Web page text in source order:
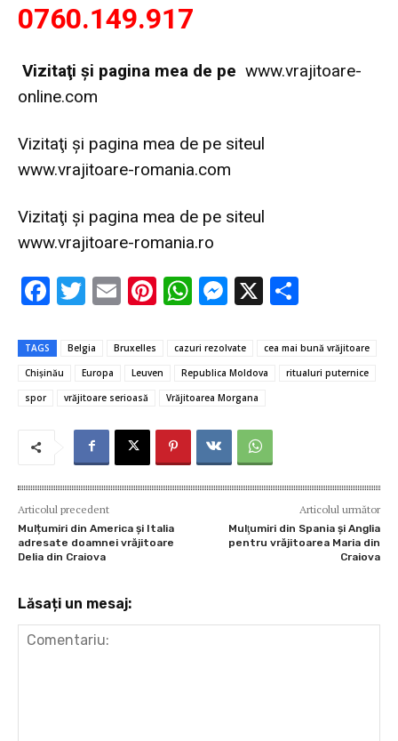
0760.149.917
Vizitaţi şi pagina mea de pe www.vrajitoare-
online.com
Vizitaţi şi pagina mea de pe siteul
www.vrajitoare-romania.com
Vizitaţi şi pagina mea de pe siteul
www.vrajitoare-romania.ro
F
e
b
o
T
it
te
r
E
ai
Pi
er
es
t
W
at
s
A
p
p
M
se
n
g
er
X
ta
je
TAGS Belgia Bruxelles cazuri rezolvate
cea mai bună vrăjitoare
Chișinău
Europa Leuven Republica Moldova
ritualuri puternice
spor
vrăjitoare serioasă Vrăjitoarea Morgana
Articolul precedent
Mulțumiri din America și Italia
adresate doamnei vrăjitoare
Delia din Craiova
Articolul următor
Mulţumiri din Spania şi Anglia
pentru vrăjitoarea Maria din
Craiova
Lăsați un mesaj: